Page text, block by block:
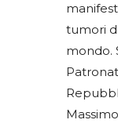
tumori
mondo.